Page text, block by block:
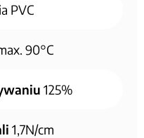
PVC
90°C
125%
1,7N/cm